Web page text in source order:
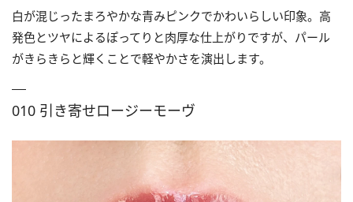
白が混じったまろやかな青みピンクでかわいらしい印象。高
発色とツヤによるぽってりと肉厚な仕上がりですが、パール
がきらきらと輝くことで軽やかさを演出します。
010 引き寄せロージーモーヴ